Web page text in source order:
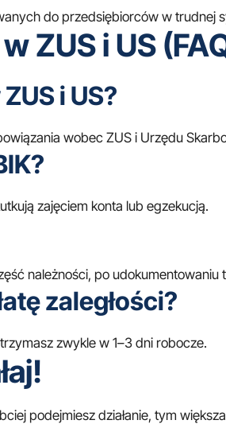
do przedsiębiorców w trudnej
ZUS i US
i US?
wobec ZUS i Urzędu
zajęciem konta lub egzekucją.
należności, po
zaległości?
zwykle w 1–3 dni robocze.
podejmiesz działanie, tym